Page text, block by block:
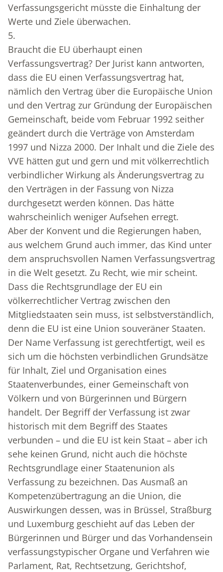
Verfassungsgericht müsste die Einhaltung der
Werte und Ziele überwachen.
5.
Braucht die EU überhaupt einen
Verfassungsvertrag? Der Jurist kann antworten,
dass die EU einen Verfassungsvertrag hat,
nämlich den Vertrag über die Europäische Union
und den Vertrag zur Gründung der Europäischen
Gemeinschaft, beide vom Februar 1992 seither
geändert durch die Verträge von Amsterdam
1997 und Nizza 2000. Der Inhalt und die Ziele des
VVE hätten gut und gern und mit völkerrechtlich
verbindlicher Wirkung als Änderungsvertrag zu
den Verträgen in der Fassung von Nizza
durchgesetzt werden können. Das hätte
wahrscheinlich weniger Aufsehen erregt.
Aber der Konvent und die Regierungen haben,
aus welchem Grund auch immer, das Kind unter
dem anspruchsvollen Namen Verfassungsvertrag
in die Welt gesetzt. Zu Recht, wie mir scheint.
Dass die Rechtsgrundlage der EU ein
völkerrechtlicher Vertrag zwischen den
Mitgliedstaaten sein muss, ist selbstverständlich,
denn die EU ist eine Union souveräner Staaten.
Der Name Verfassung ist gerechtfertigt, weil es
sich um die höchsten verbindlichen Grundsätze
für Inhalt, Ziel und Organisation eines
Staatenverbundes, einer Gemeinschaft von
Völkern und von Bürgerinnen und Bürgern
handelt. Der Begriff der Verfassung ist zwar
historisch mit dem Begriff des Staates
verbunden – und die EU ist kein Staat – aber ich
sehe keinen Grund, nicht auch die höchste
Rechtsgrundlage einer Staatenunion als
Verfassung zu bezeichnen. Das Ausmaß an
Kompetenzübertragung an die Union, die
Auswirkungen dessen, was in Brüssel, Straßburg
und Luxemburg geschieht auf das Leben der
Bürgerinnen und Bürger und das Vorhandensein
verfassungstypischer Organe und Verfahren wie
Parlament, Rat, Rechtsetzung, Gerichtshof,